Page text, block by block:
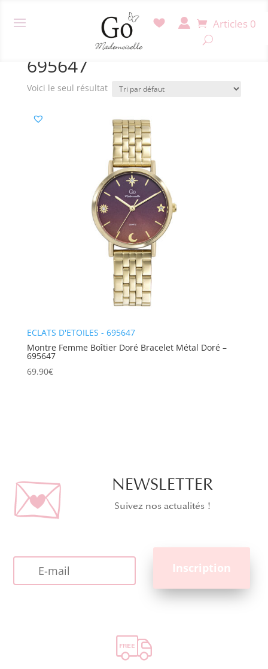
Articles 0
/ Produit Référence / 695647
695647
Voici le seul résultat
ECLATS D'ETOILES - 695647
Montre Femme Boîtier Doré Bracelet Métal Doré –
695647
69.90€
NEWSLETTER
Suivez nos actualités !